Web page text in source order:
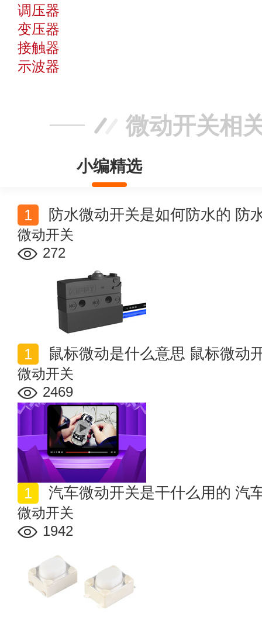
调压器
变压器
接触器
示波器
微动开关相
小编精选
防水微动开关是如何防水的 防
微动开关
272
鼠标微动是什么意思 鼠标微动
微动开关
2469
汽车微动开关是干什么用的 汽
微动开关
1942